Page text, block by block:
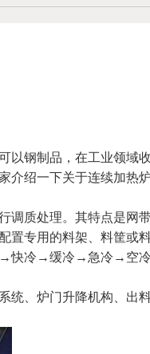
以钢制品，在工业领域
介绍一下关于连续加热
调质处理。其特点是网
置专用的料架、料筐或
→快冷→缓冷→急冷→空
统、炉门升降机构、出